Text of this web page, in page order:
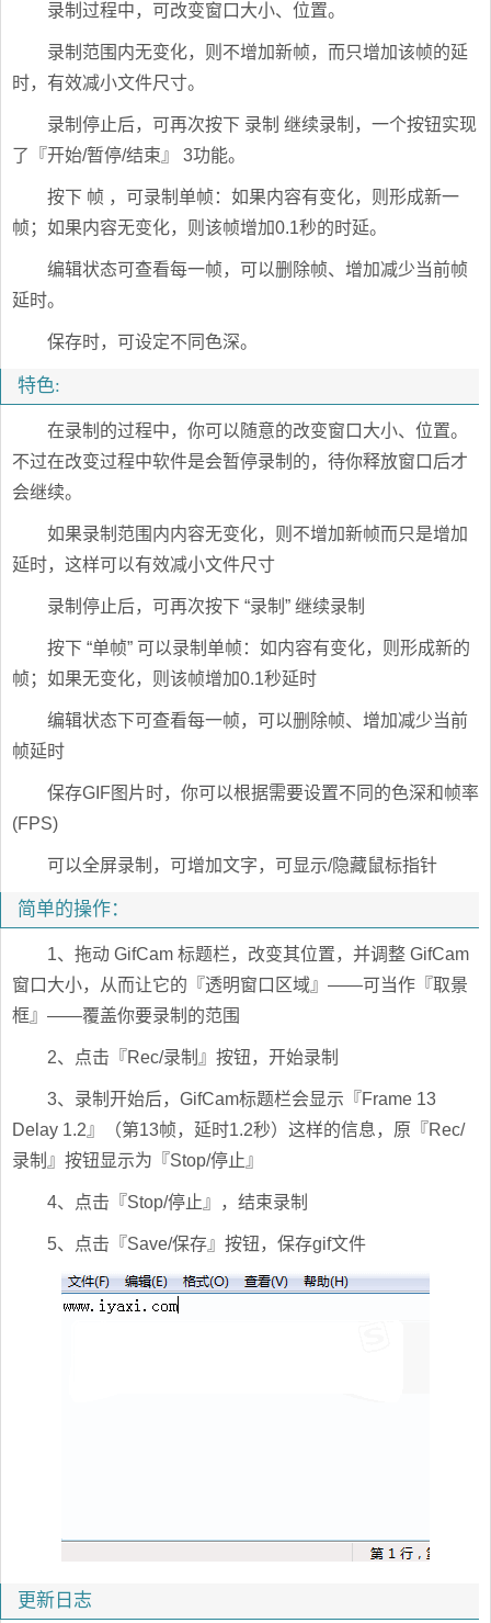
录制过程中，可改变窗口大小、位置。
录制范围内无变化，则不增加新帧，而只增加该帧的延
时，有效减小文件尺寸。
录制停止后，可再次按下 录制 继续录制，一个按钮实现
了『开始/暂停/结束』 3功能。
按下 帧 ，可录制单帧：如果内容有变化，则形成新一
帧；如果内容无变化，则该帧增加0.1秒的时延。
编辑状态可查看每一帧，可以删除帧、增加减少当前帧
延时。
保存时，可设定不同色深。
特色:
在录制的过程中，你可以随意的改变窗口大小、位置。
不过在改变过程中软件是会暂停录制的，待你释放窗口后才
会继续。
如果录制范围内内容无变化，则不增加新帧而只是增加
延时，这样可以有效减小文件尺寸
录制停止后，可再次按下 “录制” 继续录制
按下 “单帧” 可以录制单帧：如内容有变化，则形成新的
帧；如果无变化，则该帧增加0.1秒延时
编辑状态下可查看每一帧，可以删除帧、增加减少当前
帧延时
保存GIF图片时，你可以根据需要设置不同的色深和帧率
(FPS)
可以全屏录制，可增加文字，可显示/隐藏鼠标指针
简单的操作：
1、拖动 GifCam 标题栏，改变其位置，并调整 GifCam
窗口大小，从而让它的『透明窗口区域』——可当作『取景
框』——覆盖你要录制的范围
2、点击『Rec/录制』按钮，开始录制
3、录制开始后，GifCam标题栏会显示『Frame 13
Delay 1.2』（第13帧，延时1.2秒）这样的信息，原『Rec/
录制』按钮显示为『Stop/停止』
4、点击『Stop/停止』，结束录制
5、点击『Save/保存』按钮，保存gif文件
更新日志